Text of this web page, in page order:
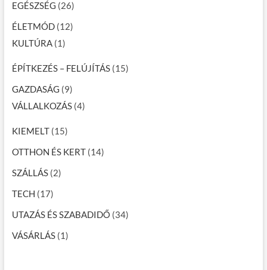
EGÉSZSÉG (26)
ÉLETMÓD(12)
KULTÚRA(1)
ÉPÍTKEZÉS – FELÚJÍTÁS(15)
GAZDASÁG (9)
VÁLLALKOZÁS(4)
KIEMELT(15)
OTTHON ÉS KERT(14)
SZÁLLÁS(2)
TECH (17)
UTAZÁS ÉS SZABADIDŐ (34)
VÁSÁRLÁS(1)